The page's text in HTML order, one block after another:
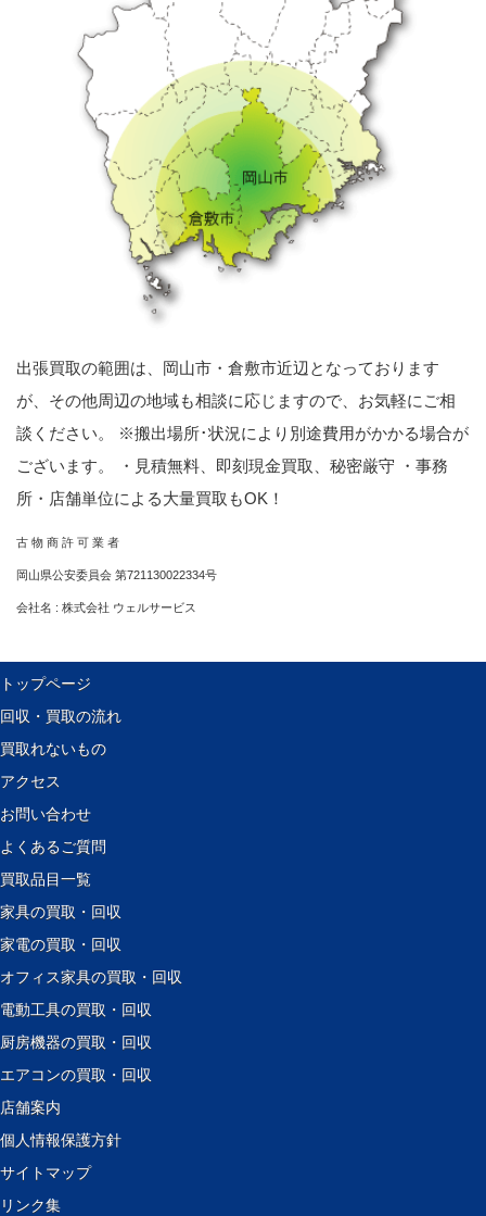
出張買取の範囲は、岡山市・倉敷市近辺となっております
が、その他周辺の地域も相談に応じますので、お気軽にご相
談ください。 ※搬出場所･状況により別途費用がかかる場合が
ございます。 ・見積無料、即刻現金買取、秘密厳守 ・事務
所・店舗単位による大量買取もOK！
古 物 商 許 可 業 者
岡山県公安委員会 第721130022334号
会社名 : 株式会社 ウェルサービス
トップページ
回収・買取の流れ
買取れないもの
アクセス
お問い合わせ
よくあるご質問
買取品目一覧
家具の買取・回収
家電の買取・回収
オフィス家具の買取・回収
電動工具の買取・回収
厨房機器の買取・回収
エアコンの買取・回収
店舗案内
個人情報保護方針
サイトマップ
リンク集